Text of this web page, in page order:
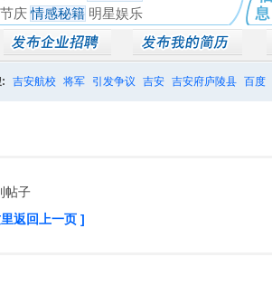
庆 情感秘籍 明星娱乐
吉安航校 将军 引发争议 吉安 吉安府庐陵县 百度
帖子
返回上一页 ]